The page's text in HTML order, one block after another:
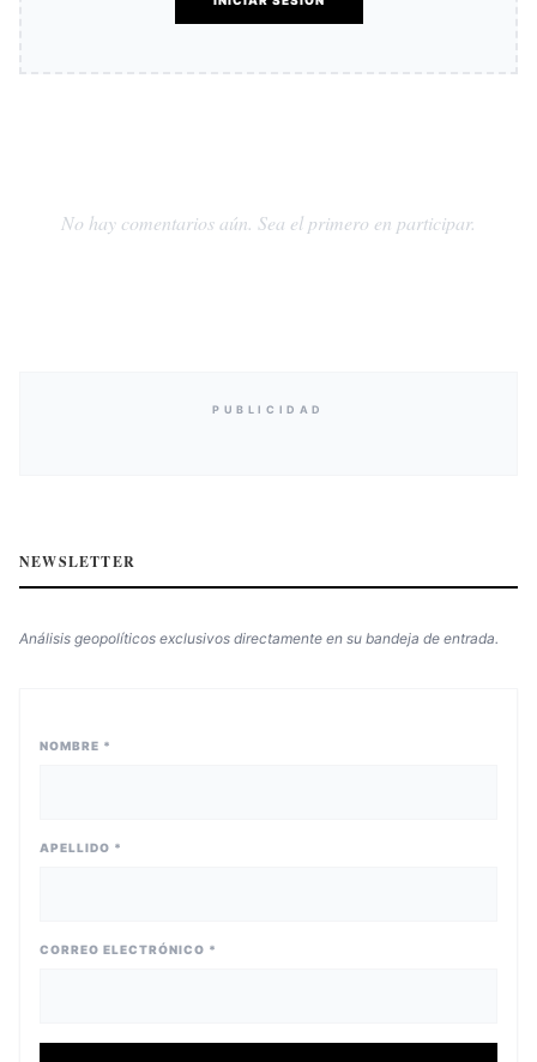
No hay comentarios aún. Sea el primero en participar.
PUBLICIDAD
NEWSLETTER
Análisis geopolíticos exclusivos directamente en su bandeja de entrada.
NOMBRE *
APELLIDO *
CORREO ELECTRÓNICO *